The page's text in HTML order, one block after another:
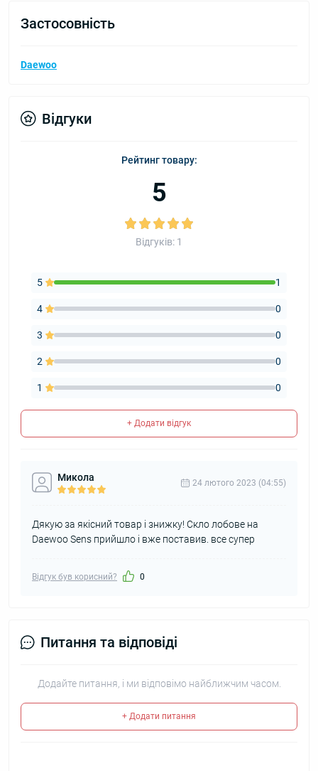
Застосовність
Daewoo
Відгуки
Рейтинг товару:
5
Відгуків: 1
5 1
4 0
3 0
2 0
1 0
+ Додати відгук
Микола 24 лютого 2023 (04:55)
Дякую за якісний товар і знижку! Скло лобове на
Daewoo Sens прийшло і вже поставив. все супер
Відгук був корисний? 0
Питання та відповіді
Додайте питання, і ми відповімо найближчим часом.
+ Додати питання